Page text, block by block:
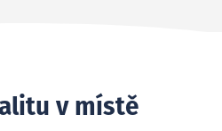
v místě